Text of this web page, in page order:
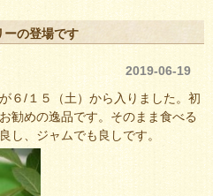
ーの登場です
2019-06-19
６/１５（土）から入りました。初
勧めの逸品です。そのまま食べる
し、ジャムでも良しです。